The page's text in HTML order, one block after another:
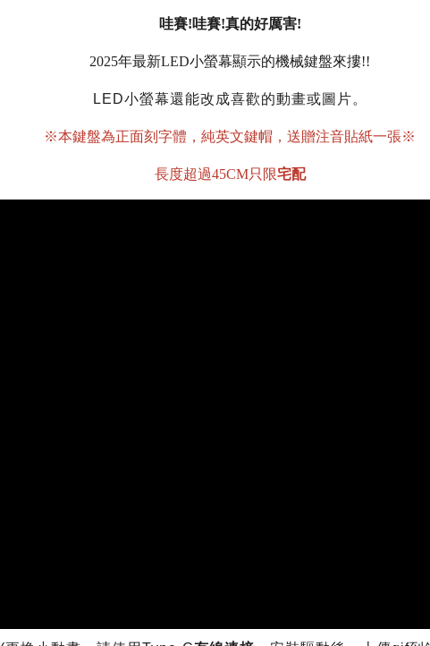
哇賽!哇賽!真的好厲害!
2025年最新LED小螢幕顯示的機械鍵盤來摟!!
LED小螢幕還能改成喜歡的動畫或圖片。
※本鍵盤為正面刻字體， 純英文鍵帽，送贈注音貼紙一張※
長度超過45CM只限宅配